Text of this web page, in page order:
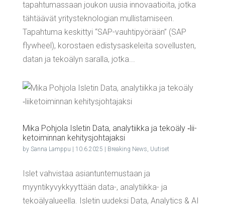
tapahtumassaan joukon uusia innovaatioita, jotka
tähtäävät yritysteknologian mullistamiseen.
Tapahtuma keskittyi “SAP-vauhtipyörään” (SAP
flywheel), korostaen edistysaskeleita sovellusten,
datan ja tekoälyn saralla, jotka...
Mika Poh­jo­la Isle­tin Data, ana­ly­tiik­ka ja teko­ä­ly ‑lii­
ke­toi­min­nan kehitysjohtajaksi
by Sanna Lamppu 10.6.2025 Breaking News, Uutiset
Islet vahvistaa asiantuntemustaan ja
myyntikyvykkyyttään data-, analytiikka- ja
tekoälyalueella. Isletin uudeksi Data, Analytics & AI